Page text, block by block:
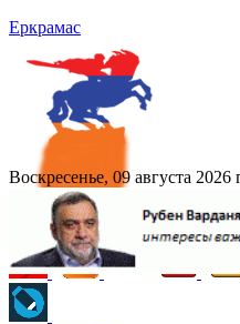
Еркрамас
Воскресенье, 09 августа 2026